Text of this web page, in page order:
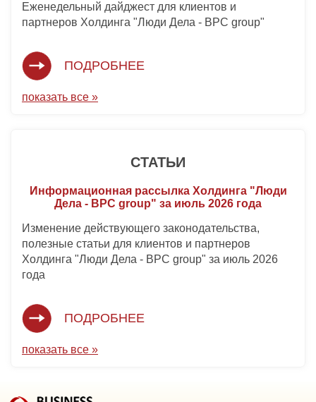
Еженедельный дайджест для клиентов и
партнеров Холдинга "Люди Дела - BPC group"
ПОДРОБНЕЕ
показать все »
СТАТЬИ
Информационная рассылка Холдинга "Люди
Дела - BPC group" за июль 2026 года
Изменение действующего законодательства,
полезные статьи для клиентов и партнеров
Холдинга "Люди Дела - BPC group" за июль 2026
года
ПОДРОБНЕЕ
показать все »